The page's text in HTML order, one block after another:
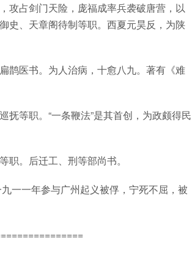
攻占剑门天险，庞福成率兵袭破唐营，以
史、天章阁待制等职。西夏元昊反，为陕
鹊医书。为人治病，十愈八九。著有《难
等职。“一条鞭法”是其首创，为政颇得民
。后迁工、刑等部尚书。
一一年参与广州起义被俘，宁死不屈，被